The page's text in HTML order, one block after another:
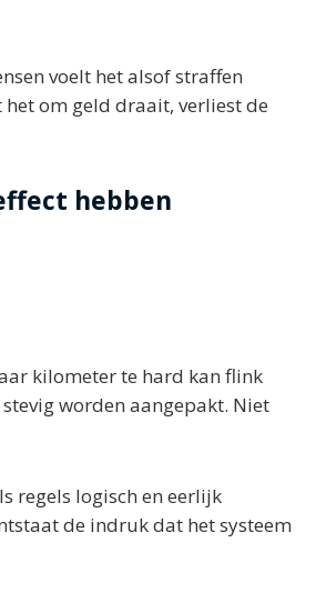
voelt het alsof straffen
om geld draait, verliest de
hebben
kilometer te hard kan flink
worden aangepakt. Niet
regels logisch en eerlijk
de indruk dat het systeem